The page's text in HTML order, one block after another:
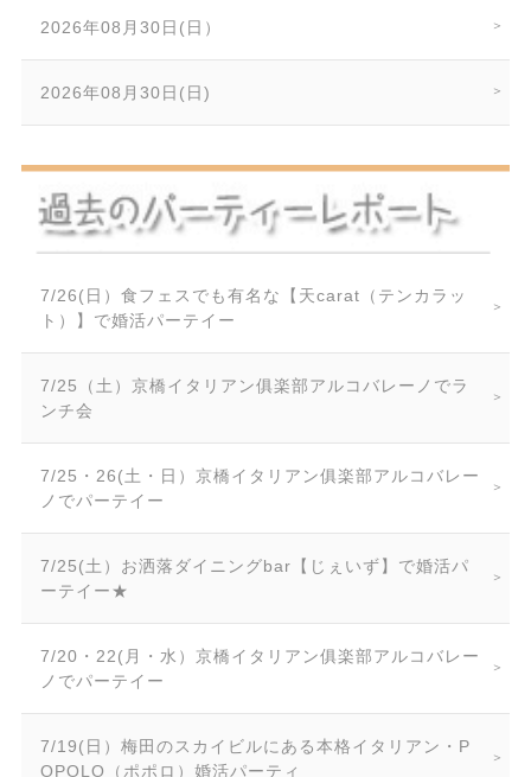
2026年08月30日(日）
2026年08月30日(日)
7/26(日）食フェスでも有名な【天carat（テンカラッ
ト）】で婚活パーテイー
7/25（土）京橋イタリアン俱楽部アルコバレーノでラ
ンチ会
7/25・26(土・日）京橋イタリアン俱楽部アルコバレー
ノでパーテイー
7/25(土）お洒落ダイニングbar【じぇいず】で婚活パ
ーテイー★
7/20・22(月・水）京橋イタリアン俱楽部アルコバレー
ノでパーテイー
7/19(日）梅田のスカイビルにある本格イタリアン・P
OPOLO（ポポロ）婚活パーティ